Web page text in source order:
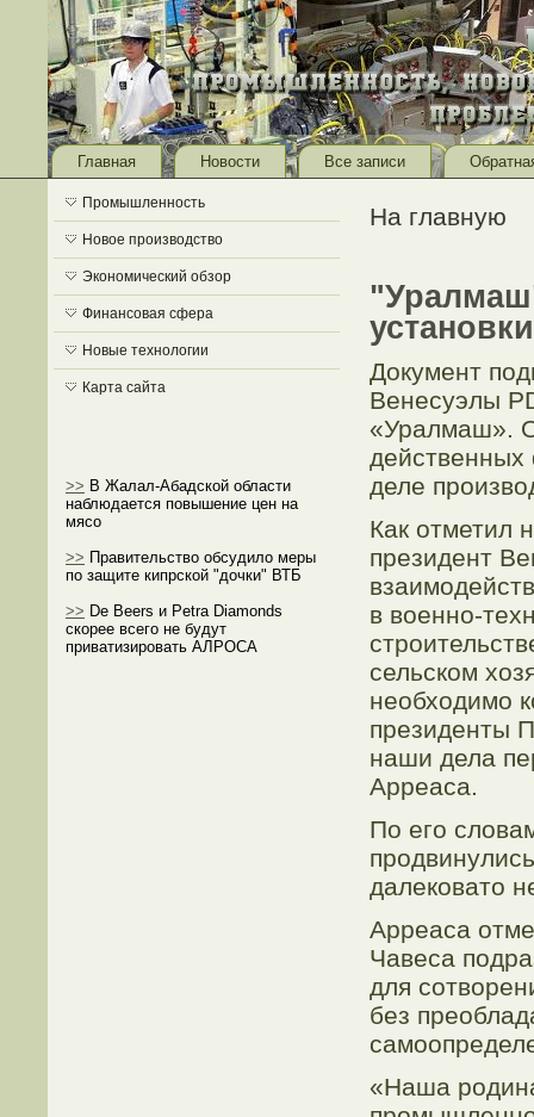
Главная Новости Все записи
Промышленность
Новое производство
Экономический обзор
Финансовая сфера
Новые технологии
Карта сайта
>> В Жалал-Абадской области
наблюдается повышение цен на
мясо
>> Правительство обсудило меры
по защите кипрской "дочки" ВТБ
>> De Beers и Petra Diamonds
скорее всего не будут
приватизировать АЛРОСА
На главную
Документ
Венесуэлы
«Уралмаш».
деле
Как отметил
президент
в военно-
сельском
необходимо
президенты
наши дела
Арреаса.
По его
далековато
Арреаса
Чавеса
для
без
«Наша